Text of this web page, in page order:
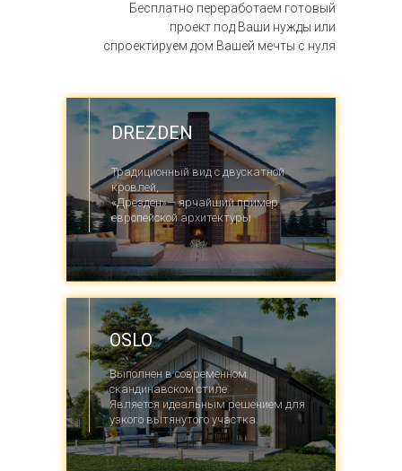
Бесплатно переработаем готовый
проект под Ваши нужды или
спроектируем дом Вашей мечты с нуля
Традиционный вид с двускатной
кровлей,
«Дрезден»— ярчайший пример
европейской архитектуры
DREZDEN
Выполнен в современном
скандинавском стиле.
Является идеальным решением для
узкого вытянутого участка.
OSLO